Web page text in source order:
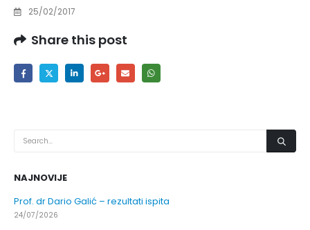
25/02/2017
Share this post
NAJNOVIJE
Prof. dr Dario Galić – rezultati ispita
24/07/2026